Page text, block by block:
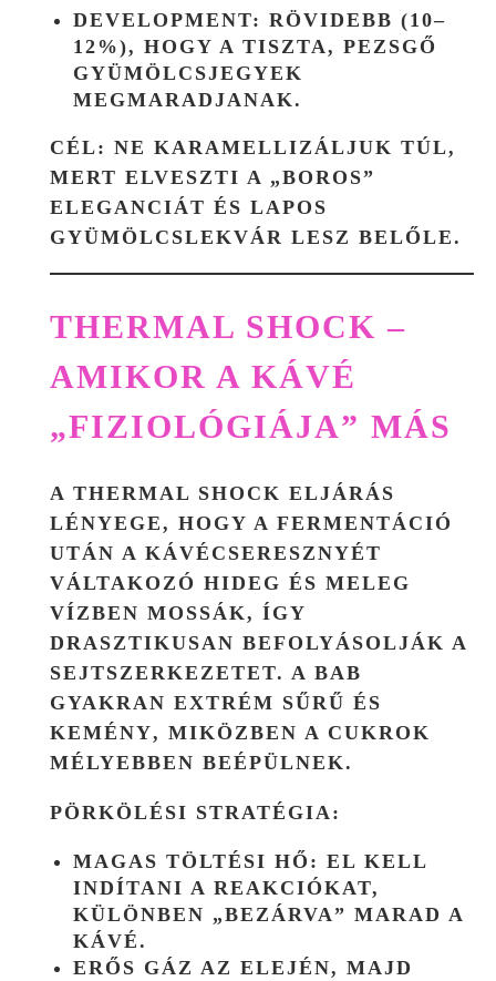
DEVELOPMENT: RÖVIDEBB (10–
12%), HOGY A TISZTA, PEZSGŐ
GYÜMÖLCSJEGYEK
MEGMARADJANAK.
CÉL: NE KARAMELLIZÁLJUK TÚL,
MERT ELVESZTI A „BOROS”
ELEGANCIÁT ÉS LAPOS
GYÜMÖLCSLEKVÁR LESZ BELŐLE.
THERMAL SHOCK –
AMIKOR A KÁVÉ
„FIZIOLÓGIÁJA” MÁS
A THERMAL SHOCK ELJÁRÁS
LÉNYEGE, HOGY A FERMENTÁCIÓ
UTÁN A KÁVÉCSERESZNYÉT
VÁLTAKOZÓ HIDEG ÉS MELEG
VÍZBEN MOSSÁK, ÍGY
DRASZTIKUSAN BEFOLYÁSOLJÁK A
SEJTSZERKEZETET. A BAB
GYAKRAN EXTRÉM SŰRŰ ÉS
KEMÉNY, MIKÖZBEN A CUKROK
MÉLYEBBEN BEÉPÜLNEK.
PÖRKÖLÉSI STRATÉGIA:
MAGAS TÖLTÉSI HŐ: EL KELL
INDÍTANI A REAKCIÓKAT,
KÜLÖNBEN „BEZÁRVA” MARAD A
KÁVÉ.
ERŐS GÁZ AZ ELEJÉN, MAJD